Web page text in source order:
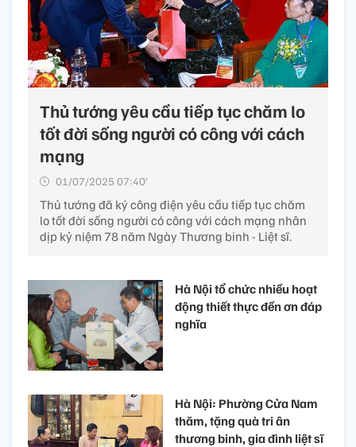
Thủ tướng yêu cầu tiếp tục chăm lo
tốt đời sống người có công với cách
mạng
01/07/2025 07:40’
Thủ tướng đã ký công điện yêu cầu tiếp tục chăm
lo tốt đời sống người có công với cách mạng nhân
dịp kỷ niệm 78 năm Ngày Thương binh - Liệt sĩ.
Hà Nội tổ chức nhiều hoạt
động thiết thực đền ơn đáp
nghĩa
Hà Nội: Phường Cửa Nam
thăm, tặng quà tri ân
thương binh, gia đình liệt sĩ